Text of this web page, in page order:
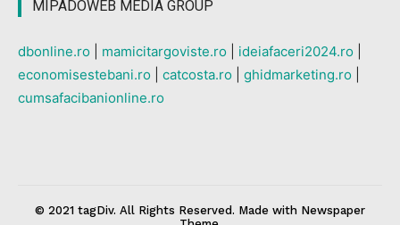
MIPADOWEB MEDIA GROUP
dbonline.ro mamicitargoviste.ro ideiafaceri2024.ro
economisestebani.ro
catcosta.ro ghidmarketing.ro
cumsafacibanionline.ro
© 2021 tagDiv. All Rights Reserved. Made with Newspaper